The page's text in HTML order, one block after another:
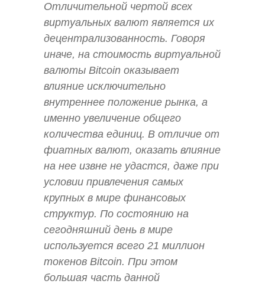
Отличительной чертой всех
виртуальных валют является их
децентрализованность. Говоря
иначе, на стоимость виртуальной
валюты Bitcoin оказывает
влияние исключительно
внутреннее положение рынка, а
именно увеличение общего
количества единиц. В отличие от
фиатных валют, оказать влияние
на нее извне не удастся, даже при
условии привлечения самых
крупных в мире финансовых
структур. По состоянию на
сегодняшний день в мире
используется всего 21 миллион
токенов Bitcoin. При этом
большая часть данной